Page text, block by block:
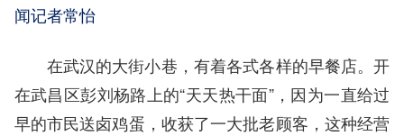
闻记者常怡
在武汉的大街小巷，有着各式各样的早餐店。开
在武昌区彭刘杨路上的“天天热干面”，因为一直给过
早的市民送卤鸡蛋，收获了一大批老顾客，这种经营